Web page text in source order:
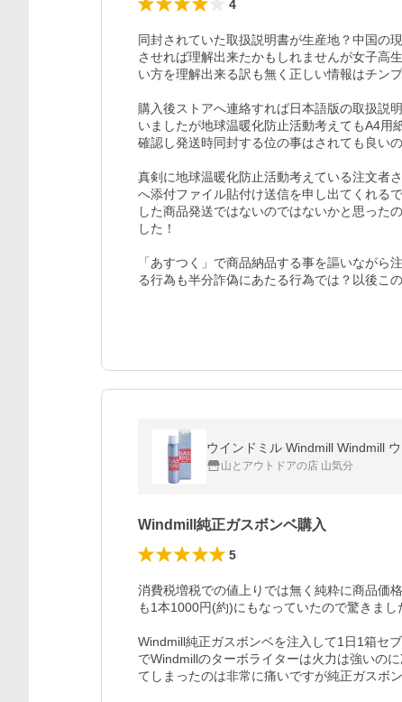
4
同封されていた取扱説明書が生産地？中国の
させれば理解出来たかもしれませんが女子高
い方を理解出来る訳も無く正しい情報はチン
購入後ストアへ連絡すれば日本語版の取扱説
いましたが地球温暖化防止活動考えてもA4
確認し発送時同封する位の事はされても良い
真剣に地球温暖化防止活動考えている注文者
へ添付ファイル貼付け送信を申し出てくれる
した商品発送ではないのではないかと思った
した！
「あすつく」で商品納品する事を謳いなが
る行為も半分詐偽にあたる行為では？以後こ
ウインドミル Windmill Windmill
山とアウトドアの店 山気分
Windmill純正ガスボンベ購入
5
消費税増税での値上りでは無く純粋に商品価
も1本1000円(約)にもなっていたので驚きまし
Windmill純正ガスボンベを注入して1日1箱セ
でWindmillのターボライターは火力は強いの
てしまったのは非常に痛いですが純正ガスボ